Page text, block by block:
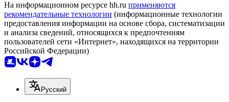
На информационном ресурсе hh.ru применяются
рекомендательные технологии (информационные технологии
предоставления информации на основе сбора, систематизации
и анализа сведений, относящихся к предпочтениям
пользователей сети «Интернет», находящихся на территории
Российской Федерации)
Русский